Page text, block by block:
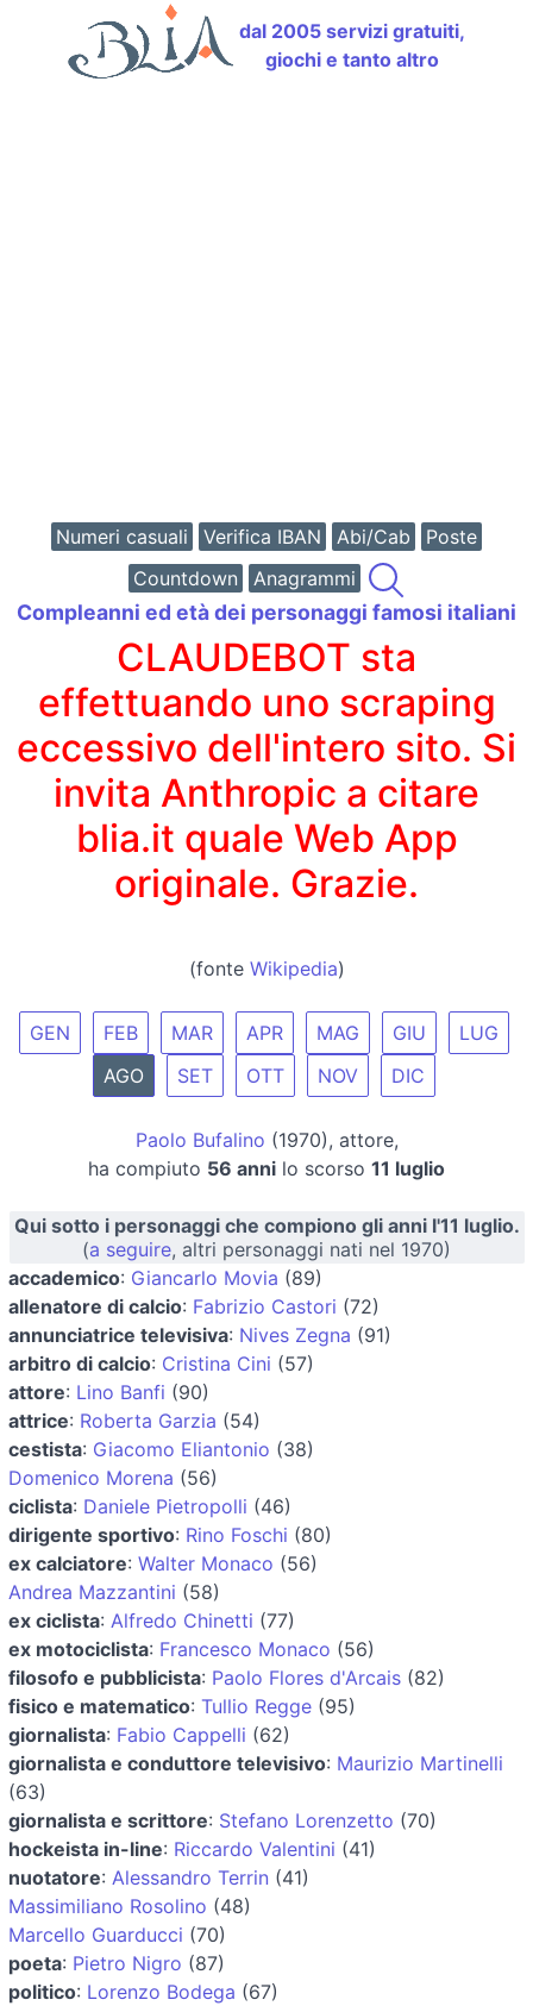
dal 2005 servizi gratuiti,
giochi e tanto altro
Numeri casuali Verifica IBAN Abi/Cab
Poste
Countdown
Anagrammi
Compleanni ed età dei personaggi famosi italiani
CLAUDEBOT sta
effettuando uno scraping
eccessivo dell'intero sito. Si
invita Anthropic a citare
blia.it quale Web App
originale. Grazie.
(fonte Wikipedia)
GEN FEB MAR APR MAG GIU
LUG
AGO
SET OTT NOV DIC
Paolo Bufalino (1970), attore,
ha compiuto 56 anni lo scorso 11 luglio
Qui sotto i personaggi che compiono gli anni l'11 luglio.
(a seguire, altri personaggi nati nel 1970)
accademico: Giancarlo Movia (89)
allenatore di calcio: Fabrizio Castori (72)
annunciatrice televisiva: Nives Zegna (91)
arbitro di calcio: Cristina Cini (57)
attore: Lino Banfi (90)
attrice: Roberta Garzia (54)
cestista: Giacomo Eliantonio (38)
Domenico Morena (56)
ciclista: Daniele Pietropolli (46)
dirigente sportivo: Rino Foschi (80)
ex calciatore: Walter Monaco (56)
Andrea Mazzantini (58)
ex ciclista: Alfredo Chinetti (77)
ex motociclista: Francesco Monaco (56)
filosofo e pubblicista: Paolo Flores d'Arcais (82)
fisico e matematico: Tullio Regge (95)
giornalista: Fabio Cappelli (62)
giornalista e conduttore televisivo: Maurizio Martinelli
(63)
giornalista e scrittore: Stefano Lorenzetto (70)
hockeista in-line: Riccardo Valentini (41)
nuotatore: Alessandro Terrin (41)
Massimiliano Rosolino (48)
Marcello Guarducci (70)
poeta: Pietro Nigro (87)
politico: Lorenzo Bodega (67)